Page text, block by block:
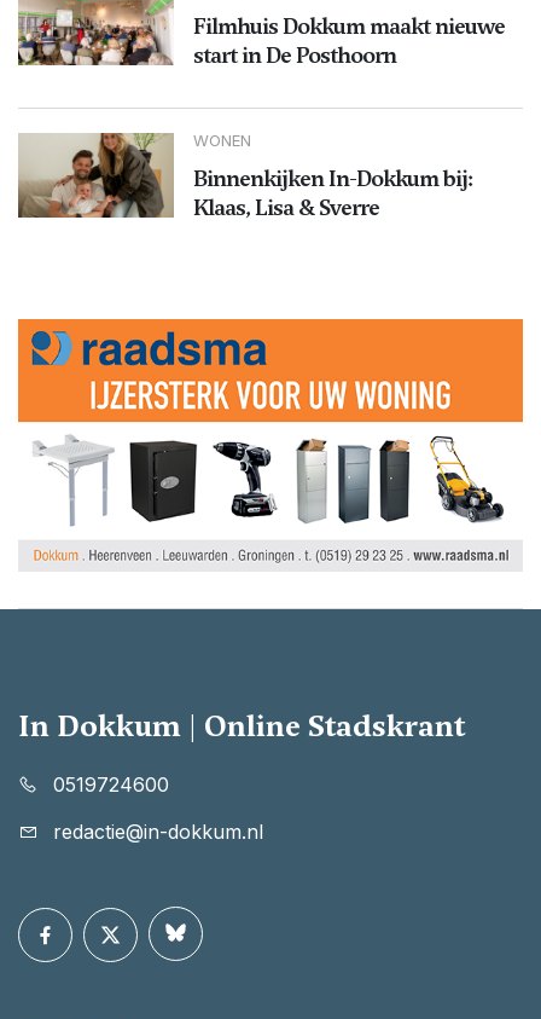
Filmhuis Dokkum maakt nieuwe
start in De Posthoorn
WONEN
Binnenkijken In-Dokkum bij:
Klaas, Lisa & Sverre
In Dokkum | Online Stadskrant
0519724600
redactie@in-dokkum.nl